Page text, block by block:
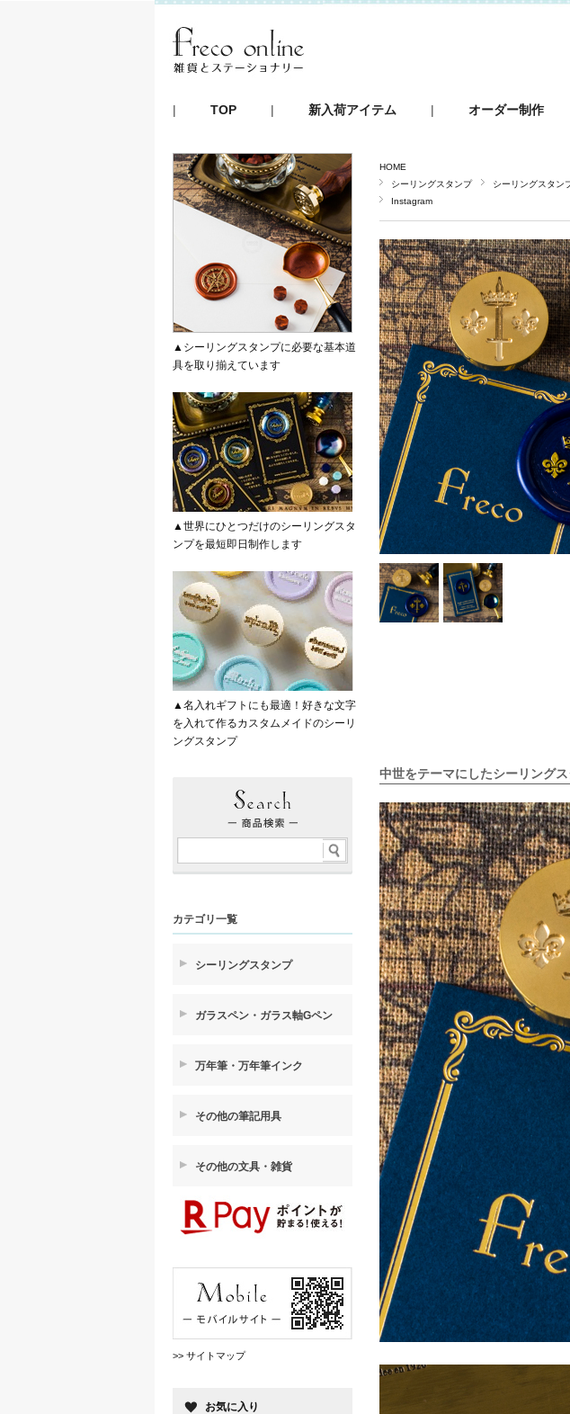
TOP 新入荷アイテム オーダー制作
HOME
シーリングスタンプ
シーリングスタン
Instagram
中世をテーマにしたシーリング
▲シーリングスタンプに必要な基本道
具を取り揃えています
▲世界にひとつだけのシーリングスタ
ンプを最短即日制作します
▲名入れギフトにも最適！好きな文字
を入れて作るカスタムメイドのシーリ
ングスタンプ
カテゴリ一覧
シーリングスタンプ
ガラスペン・ガラス軸Gペン
万年筆・万年筆インク
その他の筆記用具
その他の文具・雑貨
>> サイトマップ
お気に入り